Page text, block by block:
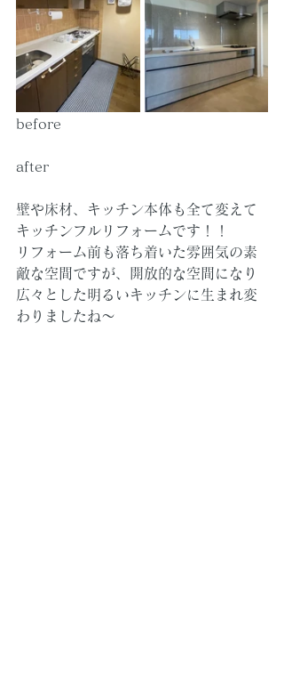
before
after
壁や床材、キッチン本体も全て変えて
キッチンフルリフォームです！！
リフォーム前も落ち着いた雰囲気の素
敵な空間ですが、開放的な空間になり
広々とした明るいキッチンに生まれ変
わりましたね～